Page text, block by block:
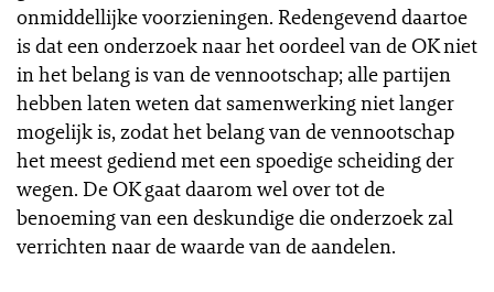
onmiddellijke voorzieningen. Redengevend daartoe
is dat een onderzoek naar het oordeel van de OK niet
in het belang is van de vennootschap; alle partijen
hebben laten weten dat samenwerking niet langer
mogelijk is, zodat het belang van de vennootschap
het meest gediend met een spoedige scheiding der
wegen. De OK gaat daarom wel over tot de
benoeming van een deskundige die onderzoek zal
verrichten naar de waarde van de aandelen.